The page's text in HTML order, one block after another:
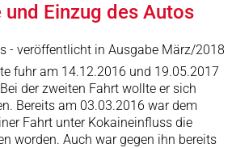
Einzug des Autos
- veröffentlicht in Ausgabe März/2018
fuhr am 14.12.2016 und 19.05.2017
der zweiten Fahrt wollte er sich
Bereits am 03.03.2016 war dem
Fahrt unter Kokaineinfluss die
worden. Auch war gegen ihn bereits